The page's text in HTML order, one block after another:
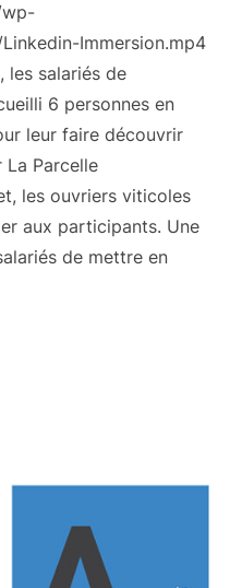
wp-
Immersion.mp4
les salariés de
6 personnes en
leur faire découvrir
La Parcelle
les ouvriers viticoles
aux participants. Une
de mettre en